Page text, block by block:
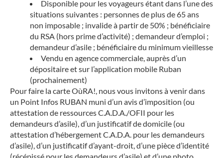
Disponible pour les voyageurs étant dans l’une des
situations suivantes : personnes de plus de 65 ans
non imposable ; invalide à partir de 50% ; bénéficiaire
du RSA (hors prime d’activité) ; demandeur d’emploi ;
demandeur d’asile ; bénéficiaire du minimum vieillesse
Vendu en agence commerciale, auprès d’un
dépositaire et sur l’application mobile Ruban
(prochainement)
Pour faire la carte OùRA!, nous vous invitons à venir dans
un Point Infos RUBAN muni d’un avis d’imposition (ou
attestation de ressources C.A.D.A./OFII pour les
demandeurs d’asile), d’un justificatif de domicile (ou
attestation d’hébergement C.A.D.A. pour les demandeurs
d’asile), d’un justificatif d’ayant-droit, d’une pièce d’identité